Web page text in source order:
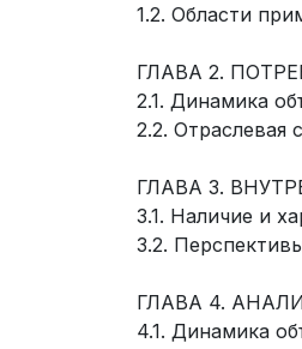
1.2. Области
ГЛАВА 2.
2.1. Динамика
2.2. Отраслевая
ГЛАВА 3.
3.1. Наличие и
3.2.
ГЛАВА 4.
4.1. Динамика